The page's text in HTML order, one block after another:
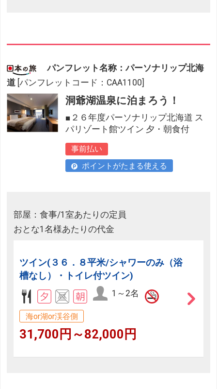
パンフレット名称：パーソナリップ北海
道 [パンフレットコード：CAA1100]
洞爺湖温泉に泊まろう！
■２６年度パーソナリップ北海道 ス
パリゾート館ツイン 夕・朝食付
事前払い
ポイントがたまる使える
部屋：食事/1室あたりの定員
おとな1名様あたりの代金
ツイン(３６．８平米/シャワーのみ（浴
槽なし）・トイレ付ツイン)
1～2名
海or湖or渓谷側
31,700円～82,000円